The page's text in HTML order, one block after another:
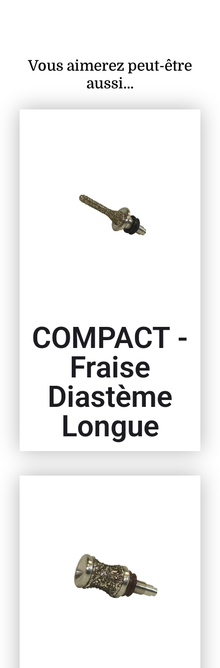
Vous aimerez peut-être
aussi…
COMPACT -
Fraise
Diastème
Longue